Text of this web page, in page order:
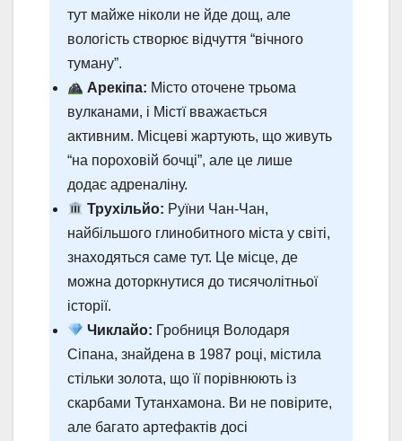
тут майже ніколи не йде дощ, але
вологість створює відчуття “вічного
туману”.
Арекіпа: Місто оточене трьома
вулканами, і Містї вважається
активним. Місцеві жартують, що живуть
“на пороховій бочці”, але це лише
додає адреналіну.
Трухільйо: Руїни Чан-Чан,
найбільшого глинобитного міста у світі,
знаходяться саме тут. Це місце, де
можна доторкнутися до тисячолітньої
історії.
Чиклайо: Гробниця Володаря
Сіпана, знайдена в 1987 році, містила
стільки золота, що її порівнюють із
скарбами Тутанхамона. Ви не повірите,
але багато артефактів досі